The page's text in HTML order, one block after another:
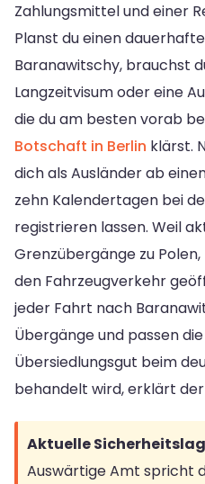
Zahlungsmittel und einer
Planst du einen
Baranawitschy, brauchst
Langzeitvisum oder eine
die du am besten vorab
Botschaft in Berlin klärst.
dich als Ausländer ab
zehn Kalendertagen bei
registrieren lassen. Weil
Grenzübergänge zu
den Fahrzeugverkehr
jeder Fahrt nach
Übergänge und passen
Übersiedlungsgut beim
behandelt wird, erklärt der
Aktuelle
Auswärtige Amt spricht